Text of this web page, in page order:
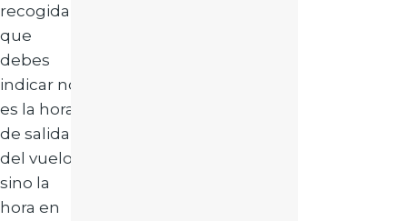
recogida
que
debes
indicar no
es la hora
de salida
del vuelo,
sino la
hora en